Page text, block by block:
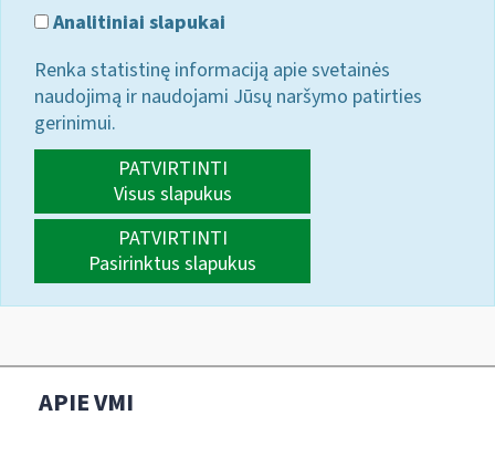
Analitiniai slapukai
Renka statistinę informaciją apie svetainės
naudojimą ir naudojami Jūsų naršymo patirties
gerinimui.
PATVIRTINTI
Visus slapukus
PATVIRTINTI
Pasirinktus slapukus
APIE VMI